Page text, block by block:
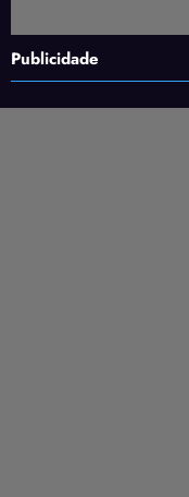
Publicidade